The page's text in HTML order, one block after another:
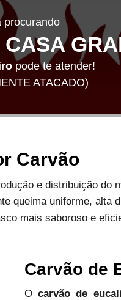
procurando
pode te atender!
ATACADO)
Carvão
e distribuição do
queima uniforme, alta
mais saboroso e
Carvão de
O carvão de